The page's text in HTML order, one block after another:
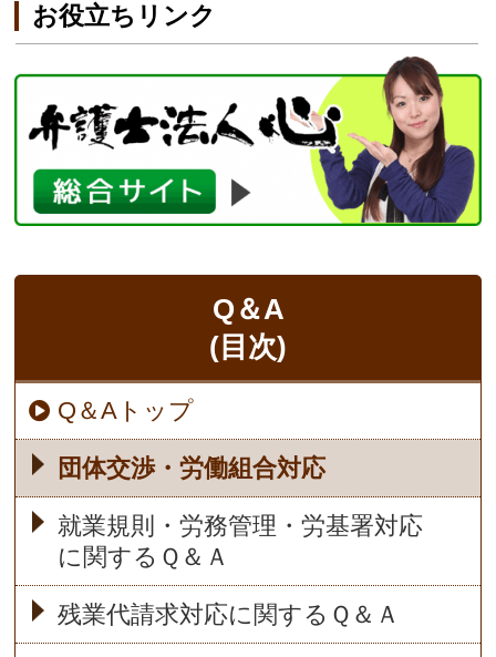
Q＆A
(目次)
Q＆Aトップ
団体交渉・労働組合対応
就業規則・労務管理・労基署対応
に関するＱ＆Ａ
残業代請求対応に関するＱ＆Ａ
お役立ちリンク